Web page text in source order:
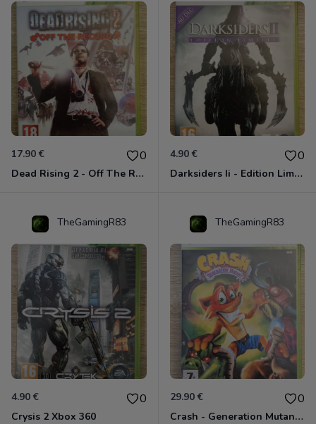
17.90 € 0
Dead Rising 2 - Off The Record Xbox 360
4.90 € 0
Darksiders Ii - Edition Limitée Xbox 360
TheGamingR83
4.90 € 0
Crysis 2 Xbox 360
TheGamingR83
29.90 € 0
Crash - Generation Mutant Xbox 360